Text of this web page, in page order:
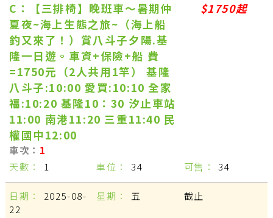
C：【三排椅】晚班車～暑期仲
夏夜~海上生態之旅~（海上船
釣又來了！）賞八斗子夕陽.基
隆一日遊。車資+保險+船 費
=1750元（2人共用1竿） 基隆
八斗子:10:00 愛買:10:10 全家
福:10:20 基隆10：30 汐止車站
11:00 南港11:20 三重11:40 民
權國中12:00
1
1
$1750起
34 34
2025-08-
22
五 截止